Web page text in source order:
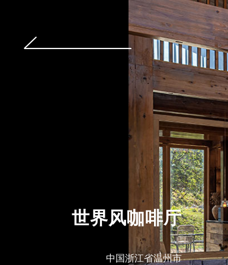
世界风咖啡厅
中国浙江省温州市